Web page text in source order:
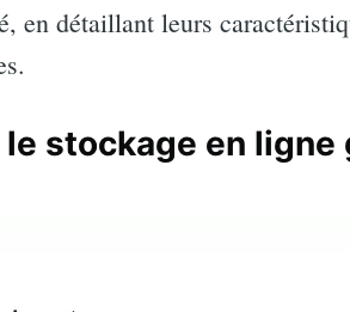
en détaillant leurs
le stockage en